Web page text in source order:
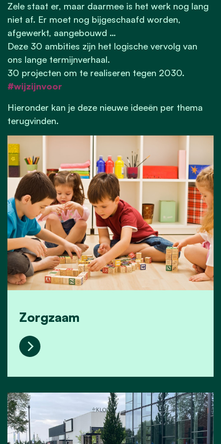
Zele staat er, maar daarmee is het werk nog lang
niet af. Er moet nog bijgeschaafd worden,
afgewerkt, aangebouwd …
Deze 30 ambities zijn het logische vervolg van
ons lange termijnverhaal.
30 projecten om te realiseren tegen 2030.
#wijzijnvoor
Hieronder kan je deze nieuwe ideeën per thema
terugvinden.
Zorgzaam
Zorgzaam